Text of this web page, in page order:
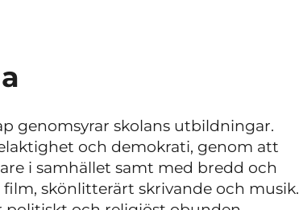
genomsyrar skolans utbildningar.
och demokrati, genom att
i samhället samt med bredd och
skönlitterärt skrivande och musik.